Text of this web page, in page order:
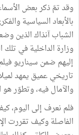
وقد تمّ ذكر بعض
بالأبعاد السياسية
الشباب آنذاك الذين
وزارة الداخلية في تلك
إليهم ضمن سيناريو
تاريخي عميق يمهد
والآمال فيه، وتطوّر هو
فلم نعرف إلى اليوم،
الفاصلة وكيف تقررت